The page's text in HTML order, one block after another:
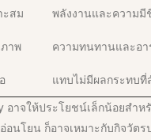
ะสม พลังงานและความมี
าพ ความทนทานและอ
แทบไม่มีผลกระทบที่
อาจให้ประโยชน์เล็กน้อยสำ
อนโยน ก็อาจเหมาะกับกิจวัต